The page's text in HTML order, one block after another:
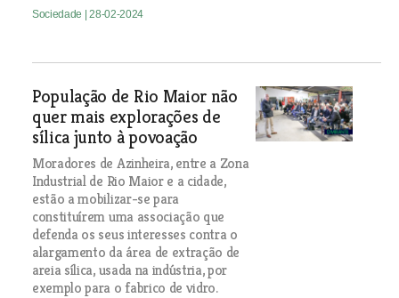
Sociedade | 28-02-2024
População de Rio Maior não
quer mais explorações de
sílica junto à povoação
Moradores de Azinheira, entre a Zona
Industrial de Rio Maior e a cidade,
estão a mobilizar-se para
constituírem uma associação que
defenda os seus interesses contra o
alargamento da área de extração de
areia sílica, usada na indústria, por
exemplo para o fabrico de vidro.